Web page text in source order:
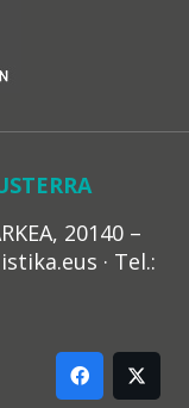
20140 –
· Tel.: